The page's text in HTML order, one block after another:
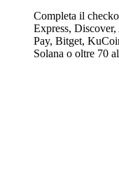
Completa il
Express,
Pay, Bitget,
Solana o oltre 70